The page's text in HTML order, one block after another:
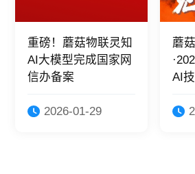
重磅！蘑菇物联灵知
AI大模型完成国家网
信办备案
2026-01-29
蘑
AI